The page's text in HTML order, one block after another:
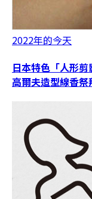
2022年的今天
日本特色「人形
高爾夫造型線香祭